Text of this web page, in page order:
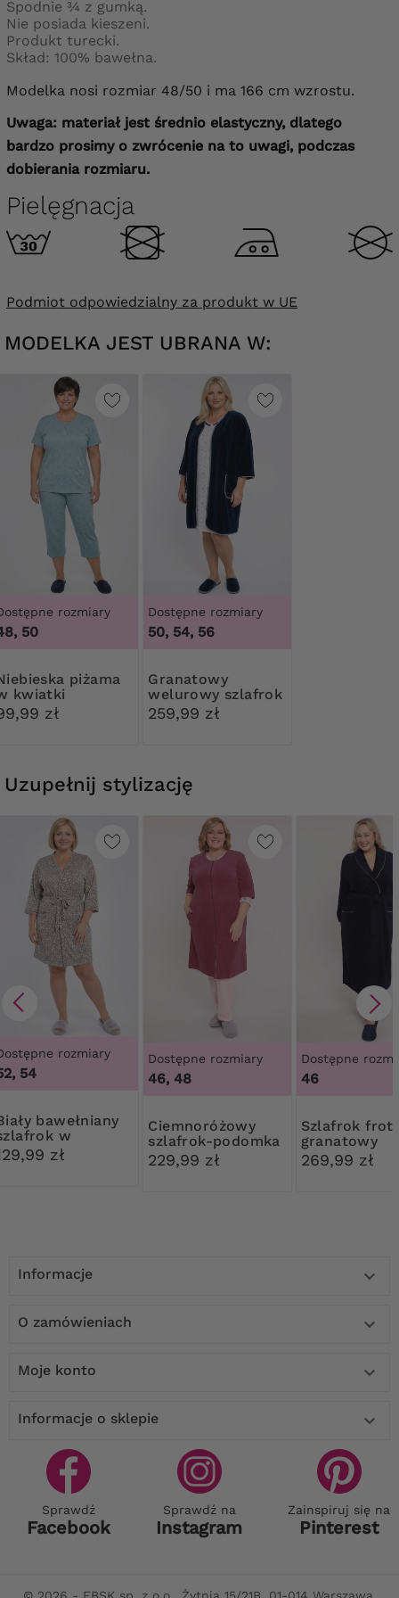
Spodnie ¾ z gumką.
Nie posiada kieszeni.
Produkt turecki.
Skład: 100% bawełna.
Modelka nosi rozmiar 48/50 i ma 166 cm wzrostu.
Uwaga: materiał jest średnio elastyczny, dlatego
bardzo prosimy o zwrócenie na to uwagi, podczas
dobierania rozmiaru.
Pielęgnacja
Podmiot odpowiedzialny za produkt w UE
MODELKA JEST UBRANA W:
rozmiary
50
kwiatki
zł
Dostępne rozmiary
50, 54, 56
Granatowy
welurowy szlafrok
259,99 zł
Uzupełnij stylizację
rozmiary
54
w
zł
Dostępne rozmiary
46, 48
Ciemnoróżowy
szlafrok-podomka
229,99 zł
Dostępne
46
Szlafrok frotte
granatowy
pionowe
269,99 zł
Informacje 
O zamówieniach 
Moje konto 
Informacje o sklepie 
Sprawdź
Facebook
Sprawdź na
Instagram
Zainspiruj się na
Pinterest